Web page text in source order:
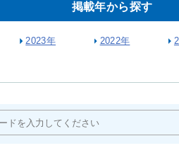
掲載年から探す
2023年 2022年